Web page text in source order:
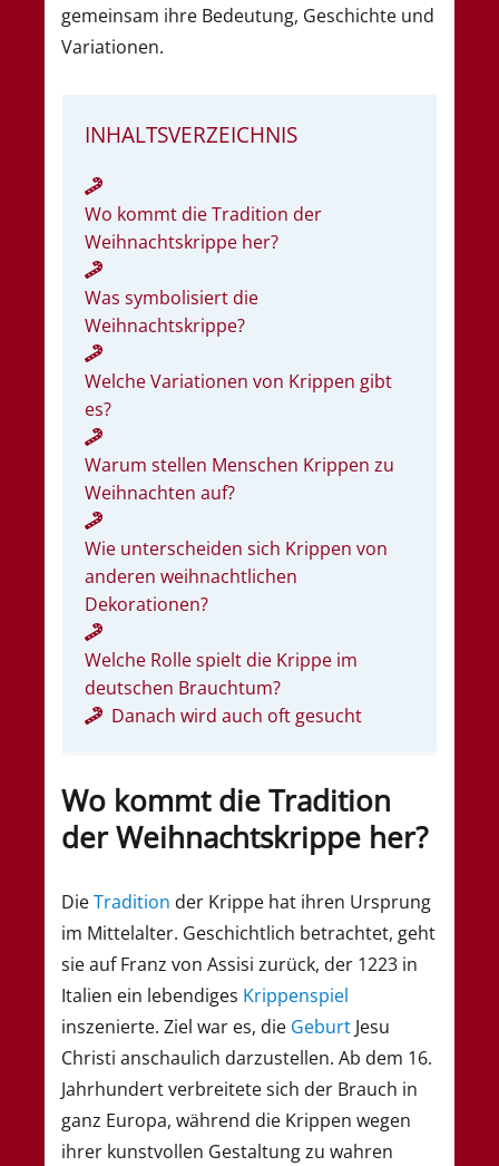
gemeinsam ihre Bedeutung, Geschichte und
Variationen.
INHALTSVERZEICHNIS
Wo kommt die Tradition der
Weihnachtskrippe her?
Was symbolisiert die
Weihnachtskrippe?
Welche Variationen von Krippen gibt
es?
Warum stellen Menschen Krippen zu
Weihnachten auf?
Wie unterscheiden sich Krippen von
anderen weihnachtlichen
Dekorationen?
Welche Rolle spielt die Krippe im
deutschen Brauchtum?
Danach wird auch oft gesucht
Wo kommt die Tradition
der Weihnachtskrippe her?
DieTradition der Krippe hat ihren Ursprung
im Mittelalter. Geschichtlich betrachtet, geht
sie auf Franz von Assisi zurück, der 1223 in
Italien ein lebendiges Krippenspiel
inszenierte. Ziel war es, die Geburt Jesu
Christi anschaulich darzustellen. Ab dem 16.
Jahrhundert verbreitete sich der Brauch in
ganz Europa, während die Krippen wegen
ihrer kunstvollen Gestaltung zu wahren